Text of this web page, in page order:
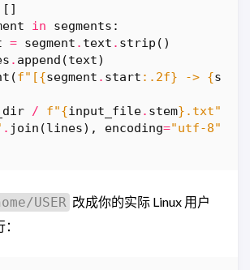
[]
in segments :
= segment . text . strip ()
. append (text)
(f"[{segment . start : .2f} -> {
/ f"{input_file. stem} .txt"
. join (lines), encoding="utf-8"
USER 改成你的实际 Linux 用户